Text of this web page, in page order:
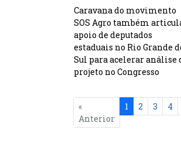
Caravana do movimento
SOS Agro também
apoio de deputados
estaduais no Rio Grande
Sul para acelerar análise
projeto no Congresso
«
Anterior
1 2 3 4